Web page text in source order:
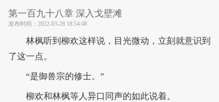
第一百九十八章 深入戈壁滩
发布时间： 2022-03-28 18:54:48
林枫听到柳欢这样说，目光微动，立刻就意识到
了这一点。
“是御兽宗的修士。”
柳欢和林枫等人异口同声的如此说着。